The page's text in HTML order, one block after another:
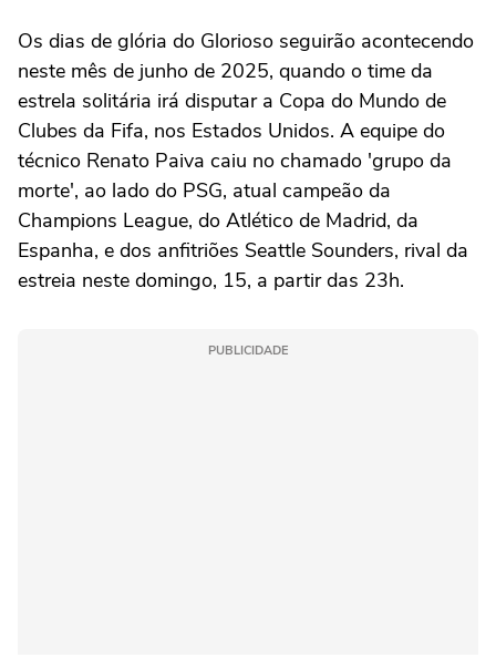
Os dias de glória do Glorioso seguirão acontecendo
neste mês de junho de 2025, quando o time da
estrela solitária irá disputar a Copa do Mundo de
Clubes da Fifa, nos Estados Unidos. A equipe do
técnico Renato Paiva caiu no chamado 'grupo da
morte', ao lado do PSG, atual campeão da
Champions League, do Atlético de Madrid, da
Espanha, e dos anfitriões Seattle Sounders, rival da
estreia neste domingo, 15, a partir das 23h.
PUBLICIDADE